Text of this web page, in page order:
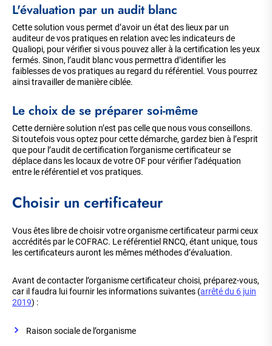
L'évaluation par un audit blanc
Cette solution vous permet d’avoir un état des lieux par un
auditeur de vos pratiques en relation avec les indicateurs de
Qualiopi, pour vérifier si vous pouvez aller à la certification les yeux
fermés. Sinon, l’audit blanc vous permettra d’identifier les
faiblesses de vos pratiques au regard du référentiel. Vous pourrez
ainsi travailler de manière ciblée.
Le choix de se préparer soi-même
Cette dernière solution n’est pas celle que nous vous conseillons.
Si toutefois vous optez pour cette démarche, gardez bien à l’esprit
que pour l’audit de certification l’organisme certificateur se
déplace dans les locaux de votre OF pour vérifier l’adéquation
entre le référentiel et vos pratiques.
Choisir un certificateur
Vous êtes libre de choisir votre organisme certificateur parmi ceux
accrédités par le COFRAC. Le référentiel RNCQ, étant unique, tous
les certificateurs auront les mêmes méthodes d’évaluation.
Avant de contacter l’organisme certificateur choisi, préparez-vous,
car il faudra lui fournir les informations suivantes (arrêté du 6 juin
2019) :
Raison sociale de l’organisme